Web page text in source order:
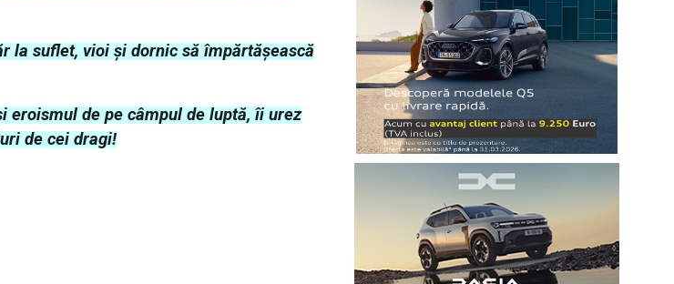
la suflet, vioi și dornic să împărtășească
eroismul de pe câmpul de luptă, îi urez
de cei dragi!